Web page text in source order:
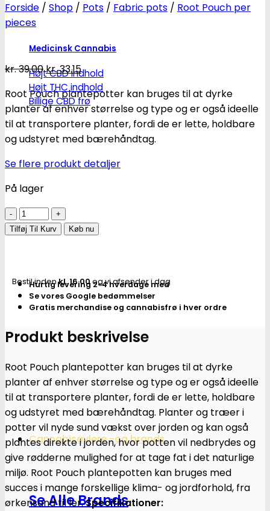
Medicinsk Cannabis
Højt CBD indhold
Højt THC indhold
Billige CBD frø
Cannabisavlere -og brands
Se Alle Brands
Forside / Shop / Pots / Fabric pots / Root Pouch per
pieces
kr.39.00Den
oprindelige
pris
var:
kr. 39.00.
kr.33.15Den
aktuelle
pris
er:
kr. 33.15.
Root Pouch plantepotter kan bruges til at dyrke
planter af enhver størrelse og type og er også ideelle
til at transportere planter, fordi de er lette, holdbare
og udstyret med bærehåndtag.
Se flere produkt detaljer
På lager
Growbag
|
-
25,5
21,5
12L
antal
Tilføj Til Kurv Køb nu
Bestil indenkl. 16.00og vi afsender i dag
Hurtig levering 2-4 hverdage med
Se vores Google bedømmelser
Gratis merchandise og cannabisfrø i hver ordre
Produkt beskrivelse
Root Pouch plantepotter kan bruges til at dyrke
planter af enhver størrelse og type og er også ideelle
til at transportere planter, fordi de er lette, holdbare
og udstyret med bærehåndtag. Planter og træer i
potter vil nyde sund vækst over jorden og kan også
plantes direkte i jorden, hvor potten vil nedbrydes og
give rødderne mulighed for at tage fat i det naturlige
miljø. Root Pouch plantepotten kan bruges med
succes i mange forskellige klima- og jordforhold, fra
ørkensand til ler.Specifikationer: